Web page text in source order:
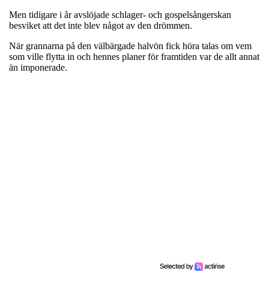
Men tidigare i år avslöjade schlager- och gospelsångerskan
besviket att det inte blev något av den drömmen.
När grannarna på den välbärgade halvön fick höra talas om vem
som ville flytta in och hennes planer för framtiden var de allt annat
än imponerade.